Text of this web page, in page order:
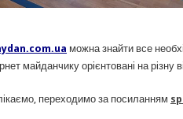
можна знайти все
майданчику орієнтовані на
переходимо за посиланням